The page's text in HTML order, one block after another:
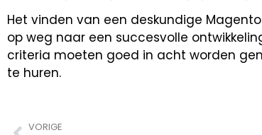
Het vinden van een deskundige
op weg naar een succesvolle
criteria moeten goed in acht worden
te huren.
VORIGE